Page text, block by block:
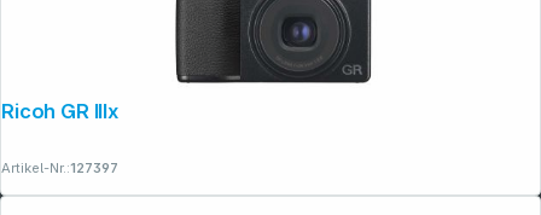
Ricoh GR IIIx
Artikel-Nr.:127397